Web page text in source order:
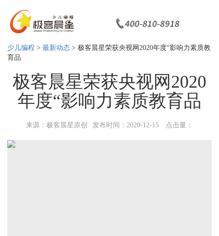
少儿编程 > 最新动态 > 极客晨星荣获央视网2020年度“影响力素质教
育品
极客晨星荣获央视网2020
年度“影响力素质教育品
来源：极客晨星原创 发布时间：2020-12-15 点击量：